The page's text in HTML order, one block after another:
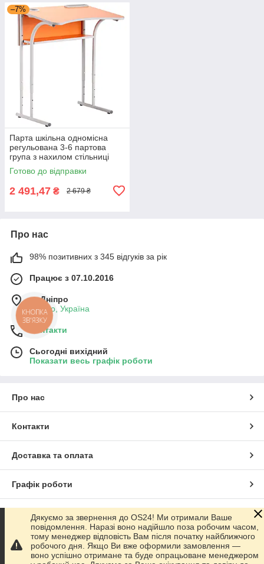
–7%
Парта шкільна одномісна
регульована 3-6 партова
група з нахилом стільниці
жовтогаряча AMF
Готово до відправки
2 491,47 ₴ 2 679 ₴
Про нас
98% позитивних з 345 відгуків за рік
Працює з 07.10.2016
м. Дніпро
Дніпро, Україна
Контакти
Сьогодні вихідний
Показати весь графік роботи
Про нас
Контакти
Доставка та оплата
Графік роботи
Повна версія сайту
Сайт створено на маркетплейсіProm.ua
Дякуємо за звернення до OS24! Ми отримали Ваше
повідомлення. Наразі воно надійшло поза робочим часом,
тому менеджер відповість Вам після початку найближчого
робочого дня. Якщо Ви вже оформили замовлення —
воно успішно отримане та буде опрацьоване менеджером
КНОПКА
ЗВ'ЯЗКУ